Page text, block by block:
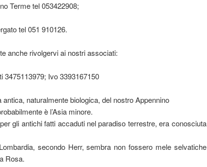
Terme tel 053422908;
tel 051 910126.
anche rivolgervi ai nostri associati:
3475113979; Ivo 3393167150
antica, naturalmente biologica, del nostro Appennino
è l’Asia minore.
gli antichi fatti accaduti nel paradiso terrestre, era conosciuta
secondo Herr, sembra non fossero mele selvatiche
Rosa.